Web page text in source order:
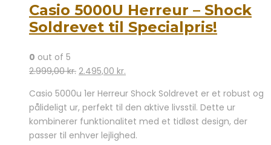
Casio 5000U Herreur – Shock
Soldrevet til Specialpris!
0 out of 5
2.999,00kr. Den
pris
var:
2.999,00 kr..
2.495,00 kr.
pris
er:
2.495,00 kr..
Casio 5000u 1er Herreur Shock Soldrevet er et robust og
pålideligt ur, perfekt til den aktive livsstil. Dette ur
kombinerer funktionalitet med et tidløst design, der
passer til enhver lejlighed.